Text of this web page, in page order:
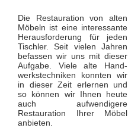
Die Restauration von alten
Möbeln ist eine interessante
Herausforderung für jeden
Tischler. Seit vielen Jahren
befassen wir uns mit dieser
Aufgabe. Viele alte Hand­
werks­techniken konnten wir
in dieser Zeit erlernen und
so können wir Ihnen heute
auch aufwendigere
Restauration Ihrer Möbel
anbieten.